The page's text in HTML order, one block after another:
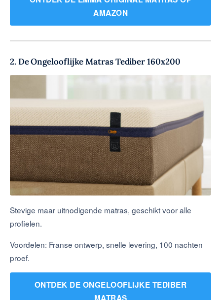
AMAZON
2. De Ongelooflijke Matras Tediber 160x200
Stevige maar uitnodigende matras, geschikt voor alle
profielen.
Voordelen: Franse ontwerp, snelle levering, 100 nachten
proef.
ONTDEK DE ONGELOOFLIJKE TEDIBER
MATRAS